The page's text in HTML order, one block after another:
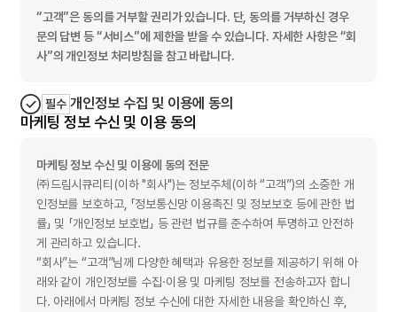
“고객”은 동의를 거부할 권리가 있습니다. 단, 동의를 거부하신 경우
문의 답변 등 “서비스”에 제한을 받을 수 있습니다. 자세한 사항은 “회
사”의 개인정보 처리방침을 참고 바랍니다.
필수 개인정보 수집 및 이용에 동의
마케팅 정보 수신 및 이용 동의
마케팅 정보 수신 및 이용에 동의 전문
㈜드림시큐리티(이하 "회사")는 정보주체(이하 “고객”)의 소중한 개
인정보를 보호하고, 「정보통신망 이용촉진 및 정보보호 등에 관한 법
률」 및 「개인정보 보호법」 등 관련 법규를 준수하여 투명하고 안전하
게 관리하고 있습니다.
“회사”는 “고객”님께 다양한 혜택과 유용한 정보를 제공하기 위해 아
래와 같이 개인정보를 수집·이용 및 마케팅 정보를 전송하고자 합니
다. 아래에서 마케팅 정보 수신에 대한 자세한 내용을 확인하신 후,